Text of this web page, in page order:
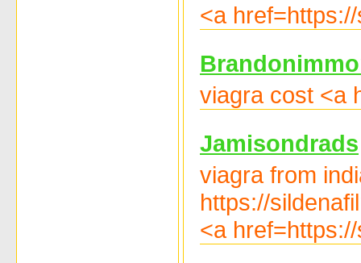
<a
viagra cost <a
Jamisondrads
viagra from
https://
<a